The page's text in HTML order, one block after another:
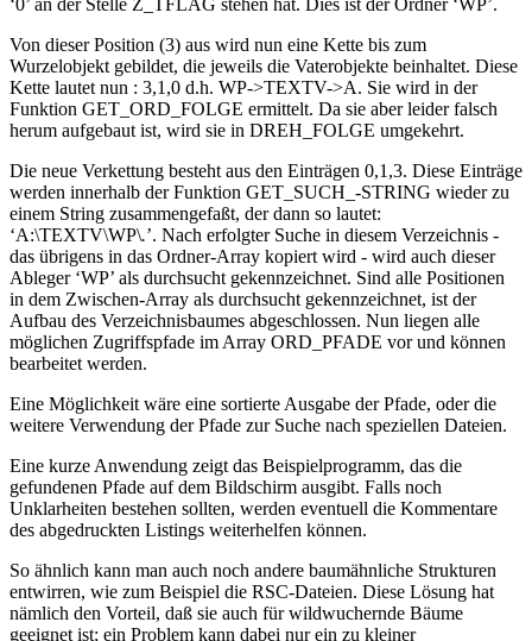
Von dieser Position (3) aus wird nun eine Kette bis zum
Wurzelobjekt gebildet, die jeweils die Vaterobjekte beinhaltet. Diese
Kette lautet nun : 3,1,0 d.h. WP->TEXTV->A. Sie wird in der
Funktion GET_ORD_FOLGE ermittelt. Da sie aber leider falsch
herum aufgebaut ist, wird sie in DREH_FOLGE umgekehrt.
Die neue Verkettung besteht aus den Einträgen 0,1,3. Diese Einträge
werden innerhalb der Funktion GET_SUCH_-STRING wieder zu
einem String zusammengefaßt, der dann so lautet:
‘A:\TEXTV\WP\.’. Nach erfolgter Suche in diesem Verzeichnis -
das übrigens in das Ordner-Array kopiert wird - wird auch dieser
Ableger ‘WP’ als durchsucht gekennzeichnet. Sind alle Positionen
in dem Zwischen-Array als durchsucht gekennzeichnet, ist der
Aufbau des Verzeichnisbaumes abgeschlossen. Nun liegen alle
möglichen Zugriffspfade im Array ORD_PFADE vor und können
bearbeitet werden.
Eine Möglichkeit wäre eine sortierte Ausgabe der Pfade, oder die
weitere Verwendung der Pfade zur Suche nach speziellen Dateien.
Eine kurze Anwendung zeigt das Beispielprogramm, das die
gefundenen Pfade auf dem Bildschirm ausgibt. Falls noch
Unklarheiten bestehen sollten, werden eventuell die Kommentare
des abgedruckten Listings weiterhelfen können.
So ähnlich kann man auch noch andere baumähnliche Strukturen
entwirren, wie zum Beispiel die RSC-Dateien. Diese Lösung hat
nämlich den Vorteil, daß sie auch für wildwuchernde Bäume
geeignet ist; ein Problem kann dabei nur ein zu kleiner